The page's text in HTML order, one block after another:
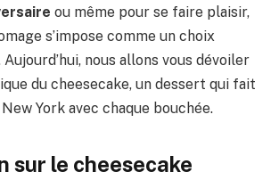
ou même pour se faire plaisir,
s’impose comme un choix
nous allons vous dévoiler
du cheesecake, un dessert qui fait
New York avec chaque bouchée.
sur le cheesecake